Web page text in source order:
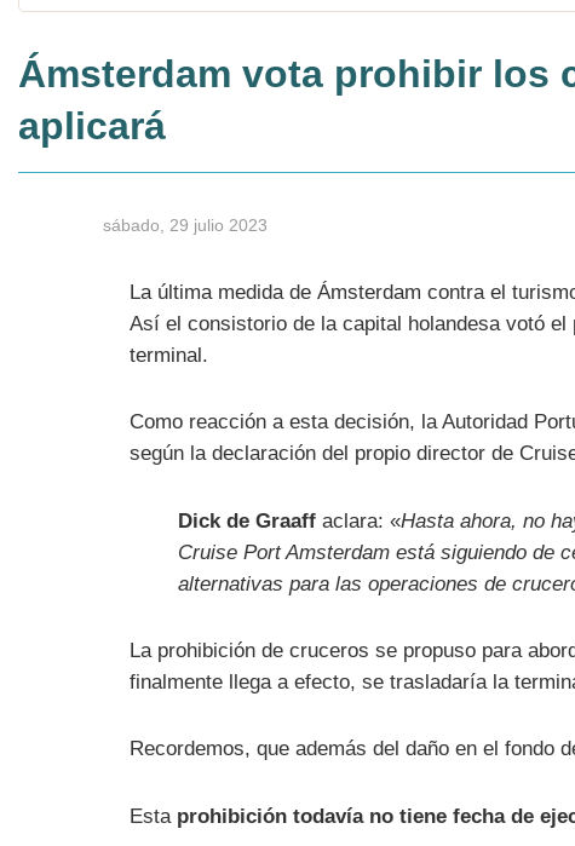
Ámsterdam vota prohibir los
aplicará
sábado, 29 julio 2023
La última medida de Ámsterdam contra el
Así el consistorio de la capital holandesa votó
terminal.
Como reacción a esta decisión, la Autoridad
según la declaración del propio director de
Dick de Graaffaclara: «Hasta ahora, no
Cruise Port Amsterdam está siguiendo de
alternativas para las operaciones de
La prohibición de cruceros se propuso para
finalmente llega a efecto, se trasladaría la
Recordemos, que además del daño en el fondo
Esta prohibición todavía no tiene fecha de